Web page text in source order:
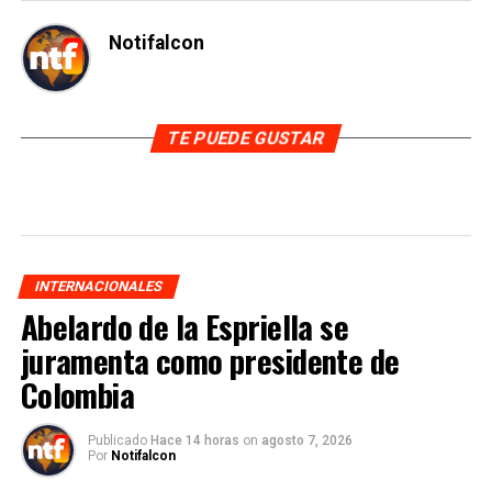
Notifalcon
TE PUEDE GUSTAR
INTERNACIONALES
Abelardo de la Espriella se
juramenta como presidente de
Colombia
Publicado Hace 14 horas on agosto 7, 2026
Por Notifalcon